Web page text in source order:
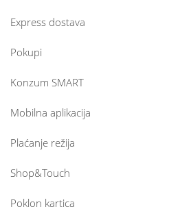
Express dostava
Pokupi
Konzum SMART
Mobilna aplikacija
Plaćanje režija
Shop&Touch
Poklon kartica